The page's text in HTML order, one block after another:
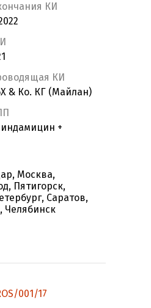
КИ
КИ
& Ко. КГ (Майлан)
+
Москва,
Пятигорск,
Саратов,
Челябинск
001/17